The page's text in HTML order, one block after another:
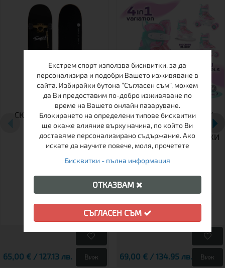
СКЕЙТБОРД TEMPISH
EMPTY
65,00 € / 127.13 лв. Виж
ДЕТСКИ РЕГУЛИРУЕМИ
КЪНКИ TEMPISH TRILO 4
В 1 GIRL – РОЛЕРИ, КЪНКИ
ЗА ЛЕД И РОЛКОВИ
КЪНКИ В ЕДНО
69,00 € / 134.95 лв. Виж
Екстрем спорт използва бисквитки, за да
персонализира и подобри Вашето изживяване в
сайта. Избирайки бутона “Съгласен съм”, можем
да Ви предоставим по-добро изживяване по
време на Вашето онлайн пазаруване.
Блокирането на определени типове бисквитки
ще окаже влияние върху начина, по който Ви
доставяме персонализирано съдържание. Ако
искате да научите повече, моля, прочетете
Бисквитки - пълна информация
ОТКАЗВАМ
СЪГЛАСЕН СЪМ